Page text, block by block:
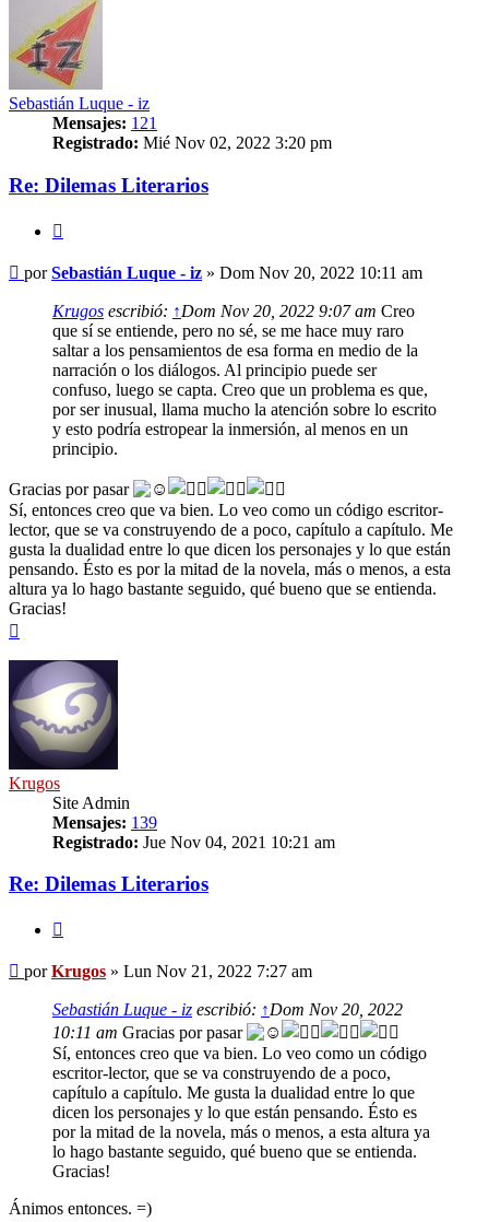
Sebastián Luque - iz
Mensajes: 121
Registrado: Mié Nov 02, 2022 3:20 pm
Re: Dilemas Literarios
Mensaje
porSebastián Luque - iz » Dom Nov 20, 2022 10:11 am
Krugos escribió: ↑Dom Nov 20, 2022 9:07 am Creo
que sí se entiende, pero no sé, se me hace muy raro
saltar a los pensamientos de esa forma en medio de la
narración o los diálogos. Al principio puede ser
confuso, luego se capta. Creo que un problema es que,
por ser inusual, llama mucho la atención sobre lo escrito
y esto podría estropear la inmersión, al menos en un
principio.
Gracias por pasar
Sí, entonces creo que va bien. Lo veo como un código escritor-
lector, que se va construyendo de a poco, capítulo a capítulo. Me
gusta la dualidad entre lo que dicen los personajes y lo que están
pensando. Ésto es por la mitad de la novela, más o menos, a esta
altura ya lo hago bastante seguido, qué bueno que se entienda.
Gracias!
Krugos
Site Admin
Mensajes: 139
Registrado: Jue Nov 04, 2021 10:21 am
Re: Dilemas Literarios
Mensaje
porKrugos » Lun Nov 21, 2022 7:27 am
Sebastián Luque - iz escribió: ↑Dom Nov 20, 2022
10:11 am Gracias por pasar
Sí, entonces creo que va bien. Lo veo como un código
escritor-lector, que se va construyendo de a poco,
capítulo a capítulo. Me gusta la dualidad entre lo que
dicen los personajes y lo que están pensando. Ésto es
por la mitad de la novela, más o menos, a esta altura ya
lo hago bastante seguido, qué bueno que se entienda.
Gracias!
Ánimos entonces. =)